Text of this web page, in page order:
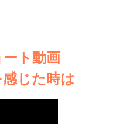
ート動画
じた時は